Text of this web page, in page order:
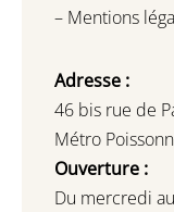
– Mentions
Adresse :
46 bis rue de
Métro
Ouverture :
Du mercredi